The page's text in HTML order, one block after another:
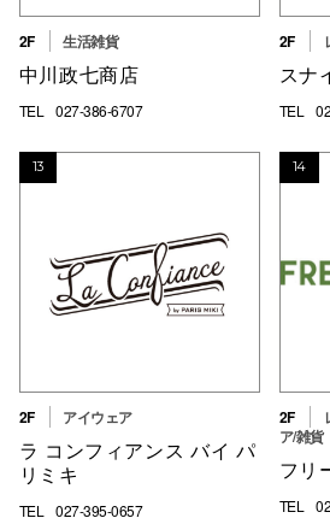
2F 生活雑貨
中川政七商店
TEL 027-386-6707
2F
スナ
TEL
13
2F アイウェア
ラ コンフィアンス バイ パ
リミキ
TEL 027-395-0657
14
2F
ア/雑貨
フリ
TEL